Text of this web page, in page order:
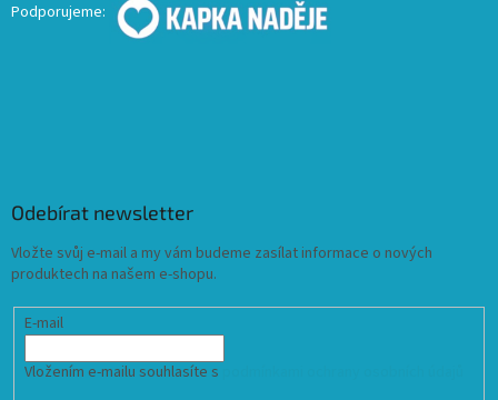
Podporujeme:
Odebírat newsletter
Vložte svůj e-mail a my vám budeme zasílat informace o nových
produktech na našem e-shopu.
E-mail
Vložením e-mailu souhlasíte s